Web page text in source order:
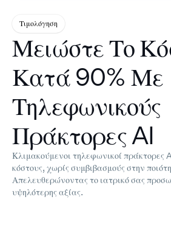
Τιμολόγηση
Μειώστε Το
Κατά 90% Με
Τηλεφωνικούς
Πράκτορες AI
Κλιμακούμενοι τηλεφωνικοί πράκτορες
κόστους, χωρίς συμβιβασμούς στην
Απελευθερώνοντας το ιατρικό σας
υψηλότερης αξίας.